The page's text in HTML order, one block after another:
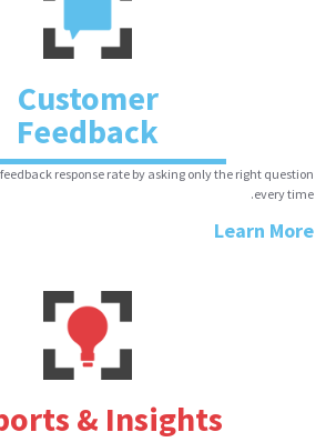
Customer
Feedback
response rate by asking only the right question
every time.
Learn More
& Insights